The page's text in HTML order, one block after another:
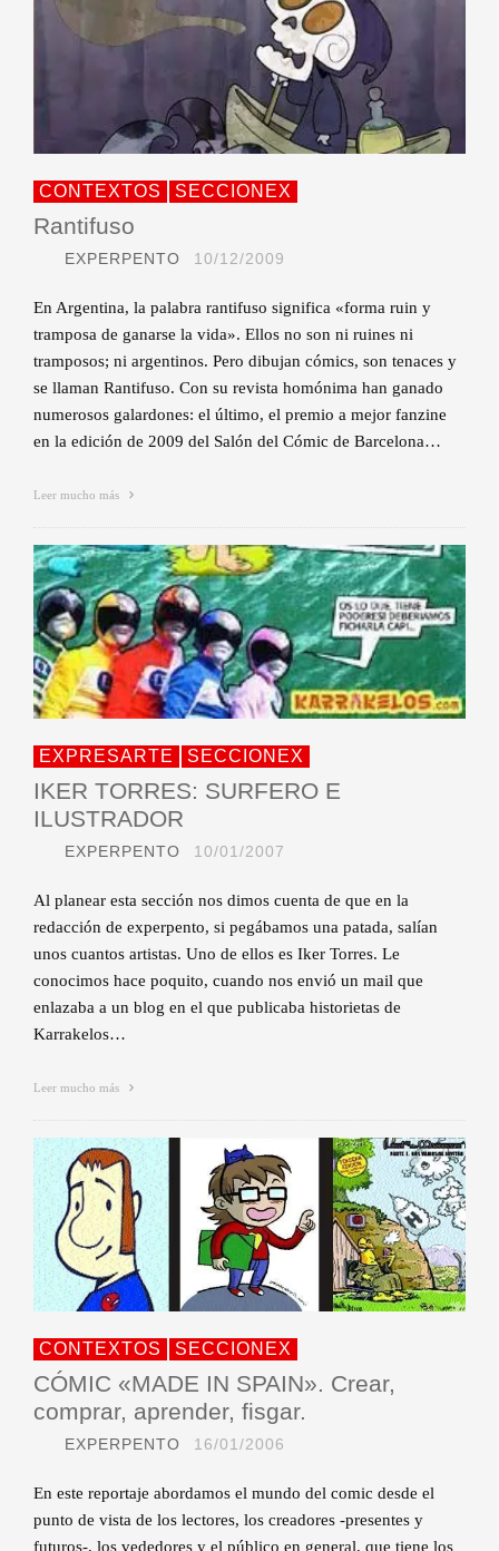
CONTEXTOS SECCIONEX
Rantifuso
EXPERPENTO 10/12/2009
En Argentina, la palabra rantifuso significa «forma ruin y
tramposa de ganarse la vida». Ellos no son ni ruines ni
tramposos; ni argentinos. Pero dibujan cómics, son tenaces y
se llaman Rantifuso. Con su revista homónima han ganado
numerosos galardones: el último, el premio a mejor fanzine
en la edición de 2009 del Salón del Cómic de Barcelona…
Leer mucho más
EXPRESARTE SECCIONEX
IKER TORRES: SURFERO E
ILUSTRADOR
EXPERPENTO 10/01/2007
Al planear esta sección nos dimos cuenta de que en la
redacción de experpento, si pegábamos una patada, salían
unos cuantos artistas. Uno de ellos es Iker Torres. Le
conocimos hace poquito, cuando nos envió un mail que
enlazaba a un blog en el que publicaba historietas de
Karrakelos…
Leer mucho más
CONTEXTOS SECCIONEX
CÓMIC «MADE IN SPAIN». Crear,
comprar, aprender, fisgar.
EXPERPENTO 16/01/2006
En este reportaje abordamos el mundo del comic desde el
punto de vista de los lectores, los creadores -presentes y
futuros-, los vededores y el público en general, que tiene los